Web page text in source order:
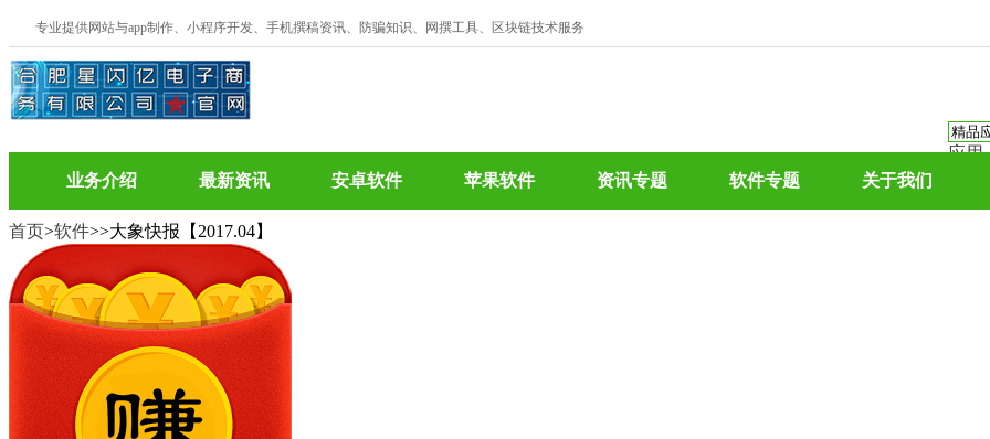
专业提供网站与app制作、小程序开发、手机撰稿资讯、防骗知识、网撰工具、区块链技术服务
应用
业务介绍 最新资讯 安卓软件 苹果软件 资讯专题 软件专题 关于我们
首页>软件>>大象快报【2017.04】